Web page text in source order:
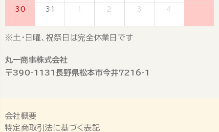
30 31 1 2 3 4
※土・日曜、祝祭日は完全休業日です
丸一商事株式会社
〒390-1131長野県松本市今井7216-1
会社概要
特定商取引法に基づく表記